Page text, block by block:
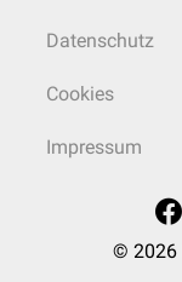
Datenschutz
Cookies
Impressum
© 2026